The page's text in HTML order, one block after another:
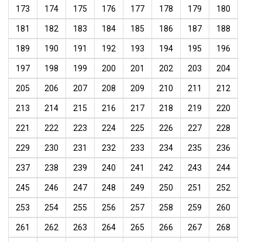
173 174 175 176 177 178 179 180
181 182 183 184 185 186 187 188
189 190 191 192 193 194 195 196
197 198 199 200 201 202 203 204
205 206 207 208 209 210 211 212
213 214 215 216 217 218 219 220
221 222 223 224 225 226 227 228
229 230 231 232 233 234 235 236
237 238 239 240 241 242 243 244
245 246 247 248 249 250 251 252
253 254 255 256 257 258 259 260
261 262 263 264 265 266 267 268